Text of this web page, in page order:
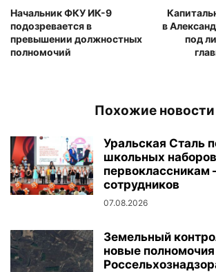
Начальник ФКУ ИК-9
подозревается в
превышении должностных
полномочий
в
под
Похожие новости
Уральская Сталь
школьных наборов
первоклассникам
сотрудников
07.08.2026
Земельный
новые